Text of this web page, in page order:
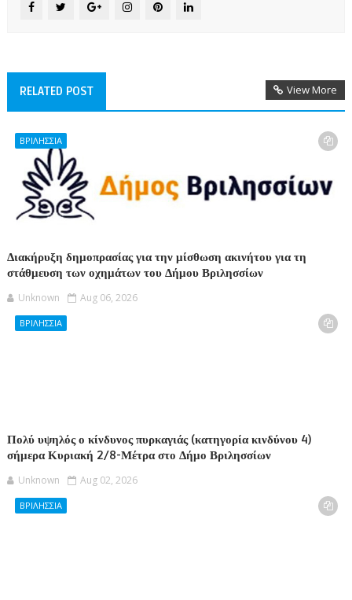
RELATED POST View More
ΒΡΙΛΗΣΣΙΑ
Διακήρυξη δημοπρασίας για την μίσθωση ακινήτου για τη
στάθμευση των οχημάτων του Δήμου Βριλησσίων
Unknown Aug 06, 2026
ΒΡΙΛΗΣΣΙΑ
Πολύ υψηλός ο κίνδυνος πυρκαγιάς (κατηγορία κινδύνου 4)
σήμερα Κυριακή 2/8-Μέτρα στο Δήμο Βριλησσίων
Unknown Aug 02, 2026
ΒΡΙΛΗΣΣΙΑ